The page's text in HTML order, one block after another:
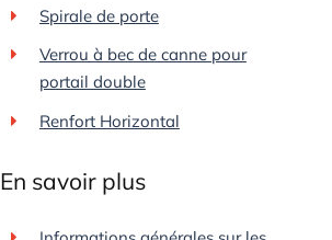
Spirale de porte
Verrou à bec de canne pour
portail double
Renfort Horizontal
En savoir plus